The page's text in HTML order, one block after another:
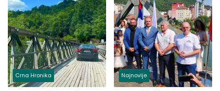
Crna Hronika Najnovije